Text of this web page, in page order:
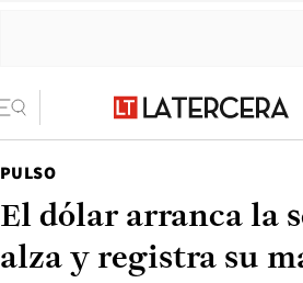
PULSO
El dólar arranca la
alza y registra su